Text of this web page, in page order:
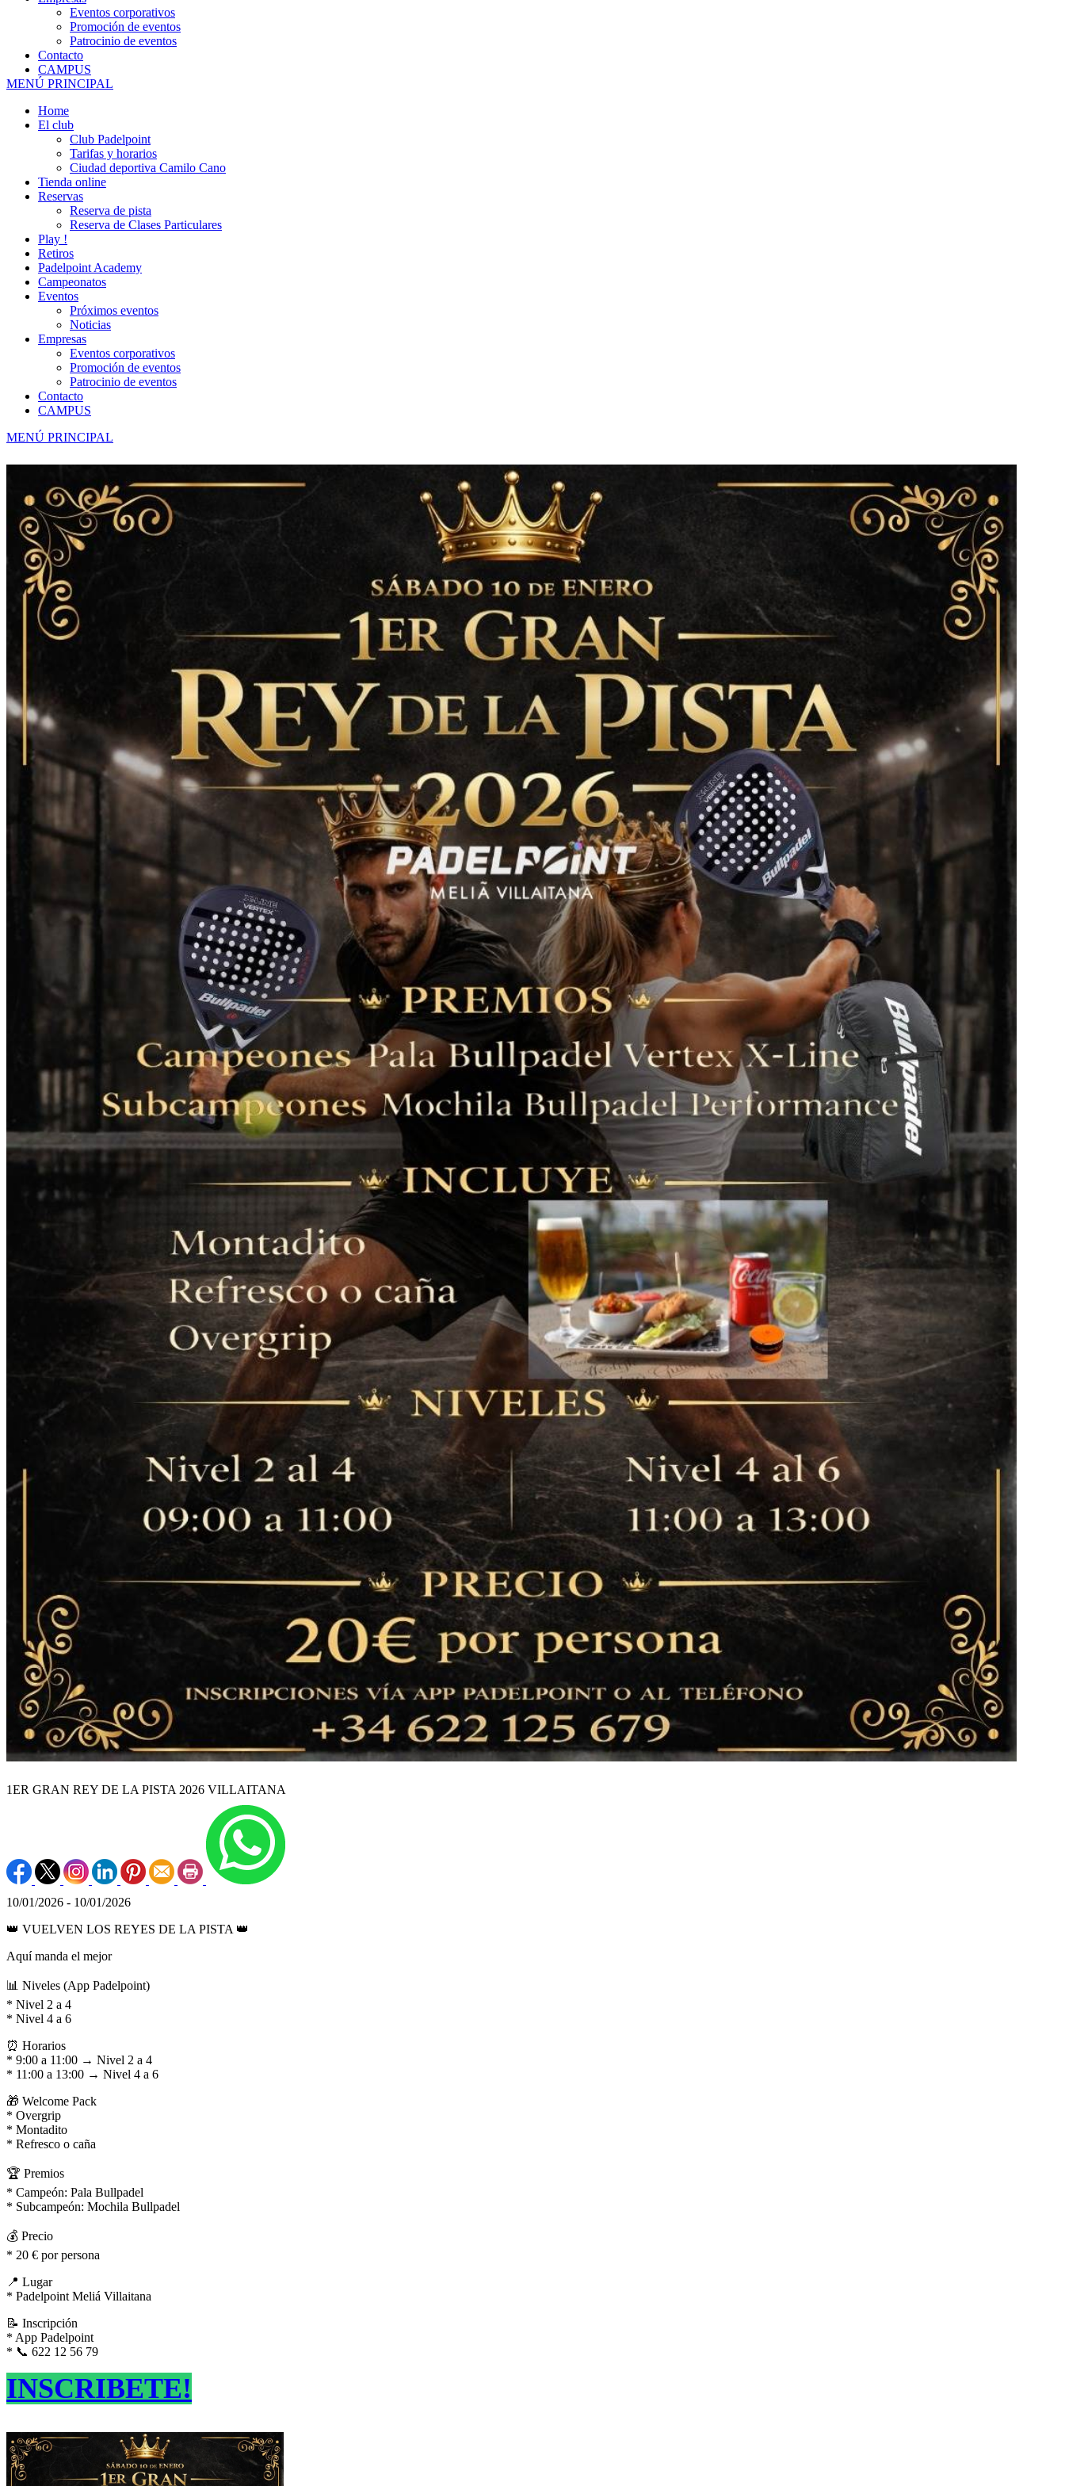
Eventos corporativos
Promoción de eventos
Patrocinio de eventos
Contacto
CAMPUS
MENÚ PRINCIPAL
Home
El club
Club Padelpoint
Tarifas y horarios
Ciudad deportiva Camilo Cano
Tienda online
Reservas
Reserva de pista
Reserva de Clases Particulares
Play !
Retiros
Padelpoint Academy
Campeonatos
Eventos
Próximos eventos
Noticias
Empresas
Eventos corporativos
Promoción de eventos
Patrocinio de eventos
Contacto
CAMPUS
MENÚ PRINCIPAL
1ER GRAN REY DE LA PISTA 2026 VILLAITANA
10/01/2026 - 10/01/2026
👑 VUELVEN LOS REYES DE LA PISTA 👑
Aquí manda el mejor
📊 Niveles (App Padelpoint)
* Nivel 2 a 4
* Nivel 4 a 6
⏰ Horarios
* 9:00 a 11:00 → Nivel 2 a 4
* 11:00 a 13:00 → Nivel 4 a 6
🎁 Welcome Pack
* Overgrip
* Montadito
* Refresco o caña
🏆 Premios
* Campeón: Pala Bullpadel
* Subcampeón: Mochila Bullpadel
💰 Precio
* 20 € por persona
📍 Lugar
* Padelpoint Meliá Villaitana
📝 Inscripción
* App Padelpoint
* 📞 622 12 56 79
INSCRIBETE!